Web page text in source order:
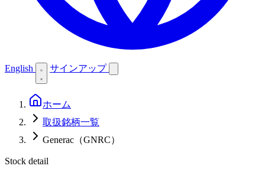
English サインアップ
ホーム
取扱銘柄一覧
Generac（GNRC）
Stock detail